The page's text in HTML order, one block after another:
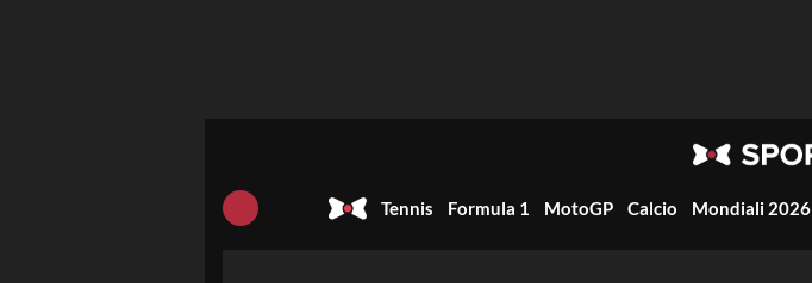
Tennis Formula 1 MotoGP Calcio Mondiali 2026